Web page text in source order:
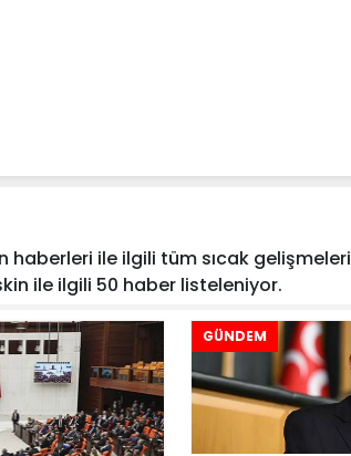
haberleri ile ilgili tüm sıcak gelişmeleri
ile ilgili 50 haber listeleniyor.
GÜNDEM